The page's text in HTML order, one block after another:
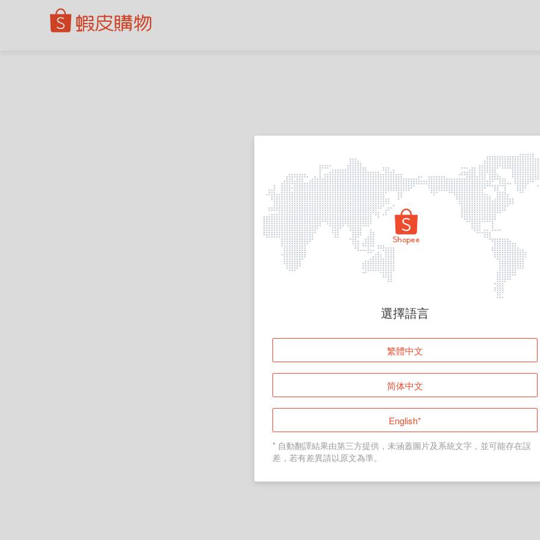
頁面無法顯示
登入
返回首頁
選擇語言
繁體中文
简体中文
English*
* 自動翻譯結果由第三方提供，未涵蓋圖片及系統文字，並可能存在誤
差，若有差異請以原文為準。